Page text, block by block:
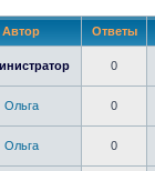
Автор Ответы
0
Ольга 0
Ольга 0